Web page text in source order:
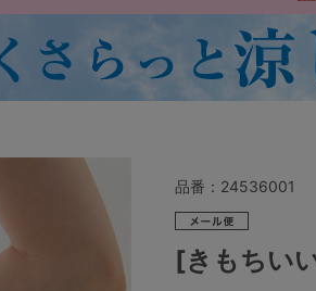
パジャマ
ストッキング
～999円
2,000～
品番： 24536001
[きもちい